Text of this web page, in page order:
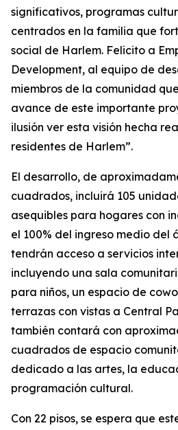
significativos, programas
centrados en la familia que
social de Harlem. Felicito a
Development, al equipo de
miembros de la comunidad
avance de este importante
ilusión ver esta visión hecha
residentes de Harlem”.
El desarrollo, de
cuadrados, incluirá 105
asequibles para hogares con
el 100% del ingreso medio del
tendrán acceso a servicios
incluyendo una sala
para niños, un espacio de
terrazas con vistas a Central
también contará con
cuadrados de espacio
dedicado a las artes, la
programación cultural.
Con 22 pisos, se espera que